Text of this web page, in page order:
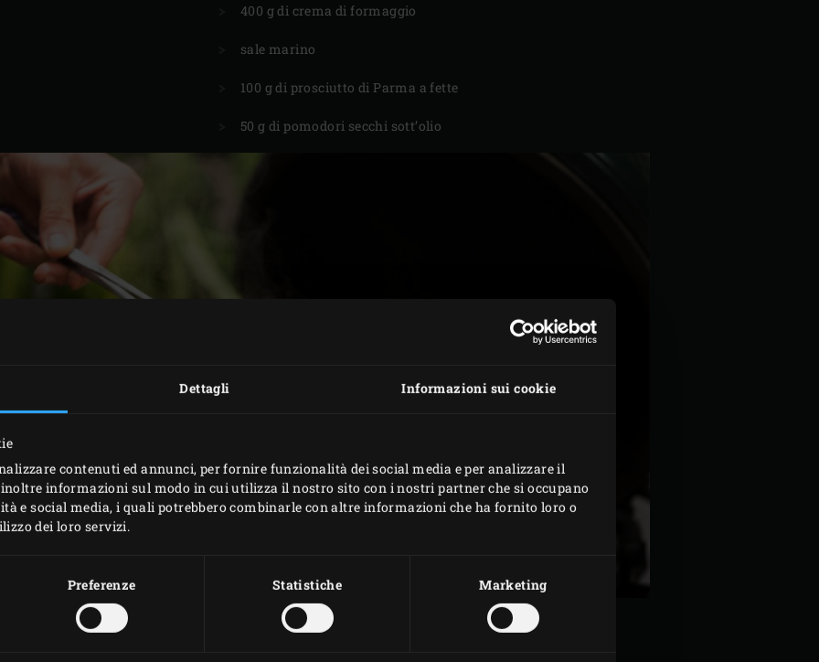
Dettagli Informazioni sui cookie
contenuti ed annunci, per fornire funzionalità dei social media e per analizzare il
informazioni sul modo in cui utilizza il nostro sito con i nostri partner che si occupano
e social media, i quali potrebbero combinarle con altre informazioni che ha fornito loro o
dei loro servizi.
Preferenze Statistiche Marketing
400 g di crema di formaggio
sale marino
100 g di prosciutto di Parma a fette
50 g di pomodori secchi sott’olio
IN ANTICIPO